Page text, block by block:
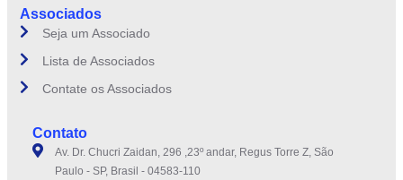
Associados
Seja um Associado
Lista de Associados
Contate os Associados
Contato
Av. Dr. Chucri Zaidan, 296 ,23º andar, Regus Torre Z, São
Paulo - SP, Brasil - 04583-110